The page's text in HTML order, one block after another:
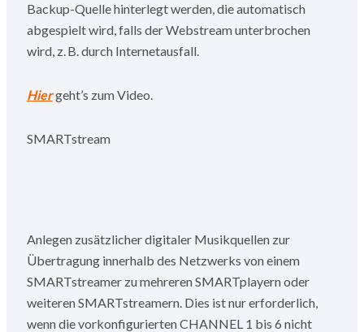
Backup-Quelle hinterlegt werden, die automatisch
abgespielt wird, falls der Webstream unterbrochen
wird, z. B. durch Internetausfall.
Hiergeht’s zum Video.
SMARTstream
Anlegen zusätzlicher digitaler Musikquellen zur
Übertragung innerhalb des Netzwerks von einem
SMARTstreamer zu mehreren SMARTplayern oder
weiteren SMARTstreamern. Dies ist nur erforderlich,
wenn die vorkonfigurierten CHANNEL 1 bis 6 nicht